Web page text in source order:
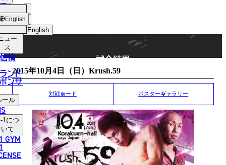
English
한국어
中文（繁體）
ไทย
العربية
ョッ
プ
ュー
ス
情
ンド
ンサ
ール
1につ
いて
GYM
English MATCH RESULT
試合結果
2015年10月4日（日）Krush.59
対戦カード ポスターギャラリー